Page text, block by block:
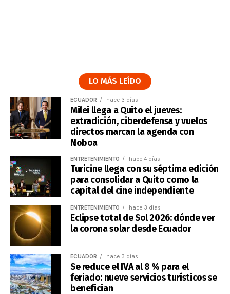
LO MÁS LEÍDO
ECUADOR hace 3 días
Milei llega a Quito el jueves:
extradición, ciberdefensa y vuelos
directos marcan la agenda con
Noboa
ENTRETENIMIENTO hace 4 días
Turicine llega con su séptima edición
para consolidar a Quito como la
capital del cine independiente
ENTRETENIMIENTO hace 3 días
Eclipse total de Sol 2026: dónde ver
la corona solar desde Ecuador
ECUADOR hace 3 días
Se reduce el IVA al 8 % para el
feriado: nueve servicios turísticos se
benefician